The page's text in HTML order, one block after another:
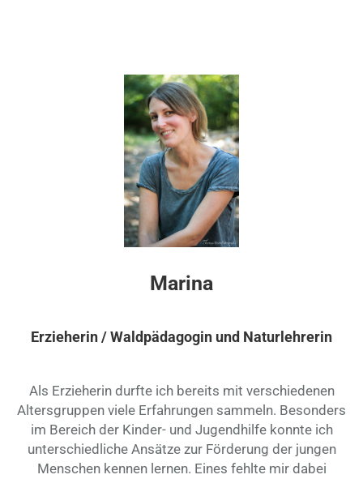
Marina
Erzieherin / Waldpädagogin und Naturlehrerin
Als Erzieherin durfte ich bereits mit verschiedenen
Altersgruppen viele Erfahrungen sammeln. Besonders
im Bereich der Kinder- und Jugendhilfe konnte ich
unterschiedliche Ansätze zur Förderung der jungen
Menschen kennen lernen. Eines fehlte mir dabei